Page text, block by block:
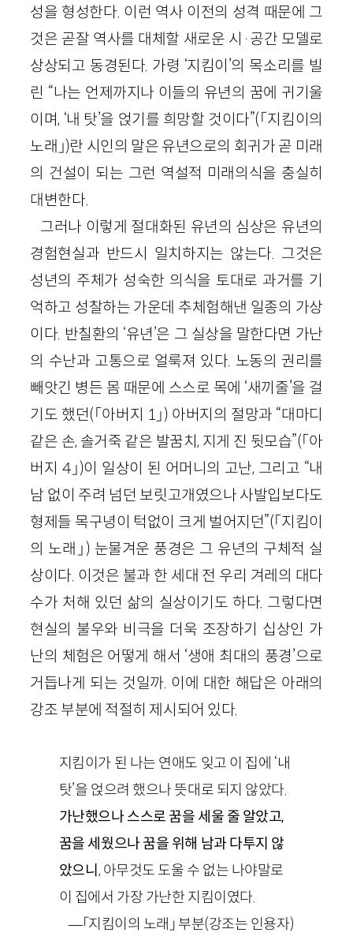
성을 형성한다. 이런 역사 이전의 성격 때문에 그
것은 곧잘 역사를 대체할 새로운 시·공간 모델로
상상되고 동경된다. 가령 ‘지킴이’의 목소리를 빌
린 “나는 언제까지나 이들의 유년의 꿈에 귀기울
이며, ‘내 탓’을 얹기를 희망할 것이다”(「지킴이의
노래」)란 시인의 말은 유년으로의 회귀가 곧 미래
의 건설이 되는 그런 역설적 미래의식을 충실히
대변한다.
그러나 이렇게 절대화된 유년의 심상은 유년의
경험현실과 반드시 일치하지는 않는다. 그것은
성년의 주체가 성숙한 의식을 토대로 과거를 기
억하고 성찰하는 가운데 추체험해낸 일종의 가상
이다. 반칠환의 ‘유년’은 그 실상을 말한다면 가난
의 수난과 고통으로 얼룩져 있다. 노동의 권리를
빼앗긴 병든 몸 때문에 스스로 목에 ‘새끼줄’을 걸
기도 했던(「아버지 1」) 아버지의 절망과 “대마디
같은 손, 솔거죽 같은 발꿈치, 지게 진 뒷모습”(「아
버지 4」)이 일상이 된 어머니의 고난, 그리고 “내
남 없이 주려 넘던 보릿고개였으나 사발입보다도
형제들 목구녕이 턱없이 크게 벌어지던”(「지킴이
의 노래」) 눈물겨운 풍경은 그 유년의 구체적 실
상이다. 이것은 불과 한 세대 전 우리 겨레의 대다
수가 처해 있던 삶의 실상이기도 하다. 그렇다면
현실의 불우와 비극을 더욱 조장하기 십상인 가
난의 체험은 어떻게 해서 ‘생애 최대의 풍경’으로
거듭나게 되는 것일까. 이에 대한 해답은 아래의
강조 부분에 적절히 제시되어 있다.
지킴이가 된 나는 연애도 잊고 이 집에 ‘내
탓’을 얹으려 했으나 뜻대로 되지 않았다.
가난했으나 스스로 꿈을 세울 줄 알았고,
꿈을 세웠으나 꿈을 위해 남과 다투지 않
았으니 , 아무것도 도울 수 없는 나야말로
이 집에서 가장 가난한 지킴이였다.
—「지킴이의 노래」 부분(강조는 인용자)